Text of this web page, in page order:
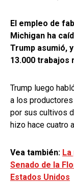
El empleo de
Michigan ha
Trump asumió,
13.000 trabajos
Trump luego
a los
por sus cultivos
hizo hace cuatro
Vea también:
Senado de la
Estados Unidos